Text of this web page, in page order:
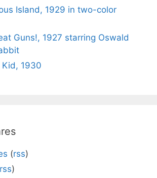
Island, 1929 in two-color
Guns!, 1927 starring Oswald
1930
(rss)
rss)